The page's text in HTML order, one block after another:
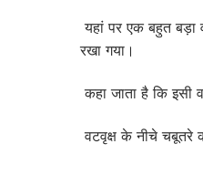
यहां पर एक बहुत बड़ा
रखा गया।
कहा जाता है कि इसी
वटवृक्ष के नीचे चबूतरे